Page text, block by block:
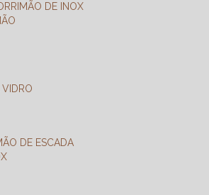
DE INOX
VIDRO
DE ESCADA